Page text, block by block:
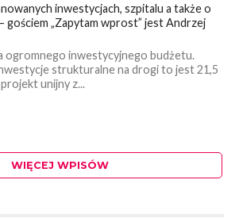
inwestycjach, szpitalu a także o
gościem „Zapytam wprost” jest Andrzej
ogromnego inwestycyjnego budżetu.
strukturalne na drogi to jest 21,5
unijny z...
WIĘCEJ WPISÓW